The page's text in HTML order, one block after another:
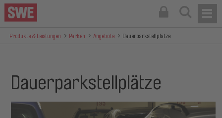
Produkte & Leistungen Parken Angebote Dauerparkstellplätze
Dauerparkstellplätze